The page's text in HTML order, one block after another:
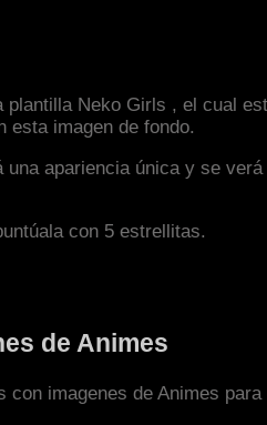
Neko Girls , el cual
esta imagen de fondo.
apariencia única y se
con 5 estrellitas.
de Animes
con imagenes de Animes